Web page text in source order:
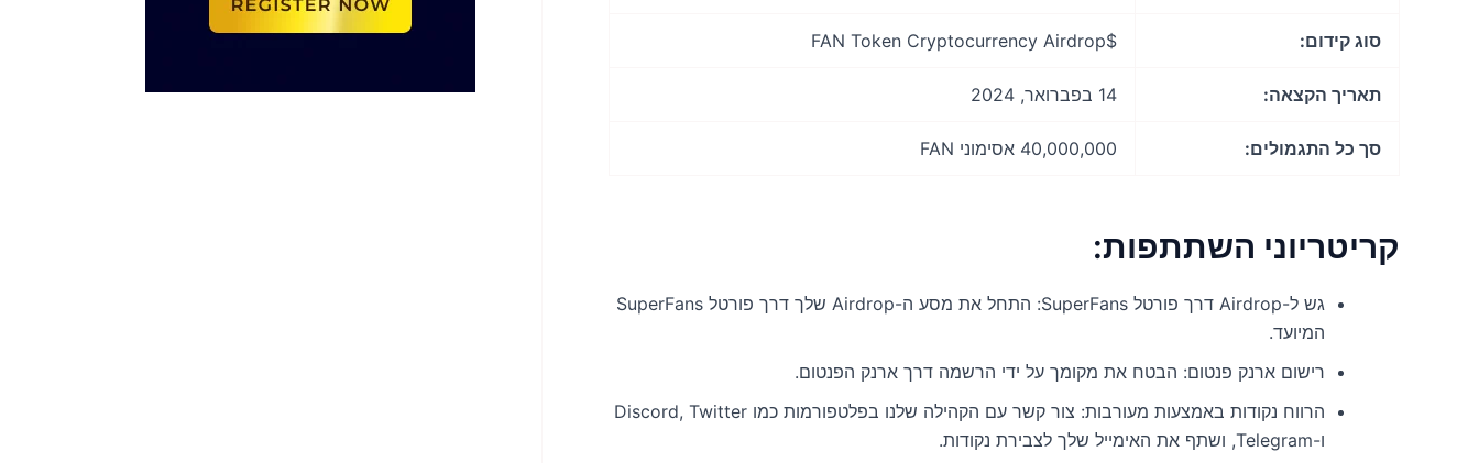
סוג קידום: $FAN Token Cryptocurrency Airdrop
תאריך הקצאה: 14 בפברואר, 2024
סך כל התגמולים: 40,000,000 אסימוני FAN
קריטריוני השתתפות:
גש ל-Airdrop דרך פורטל SuperFans: התחל את מסע ה-Airdrop שלך דרך פורטל SuperFans
המיועד.
רישום ארנק פנטום: הבטח את מקומך על ידי הרשמה דרך ארנק הפנטום.
הרווח נקודות באמצעות מעורבות: צור קשר עם הקהילה שלנו בפלטפורמות כמו Discord, Twitter
ו-Telegram, ושתף את האימייל שלך לצבירת נקודות.